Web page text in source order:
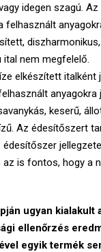
idegen szagú.
felhasznált
ital nem megfelelő.
elkészített italként
anyagokra
keserű,
Az édesítőszert
édesítőszer
is fontos, hogy a
ugyan kialakult
ellenőrzés
egyik termék